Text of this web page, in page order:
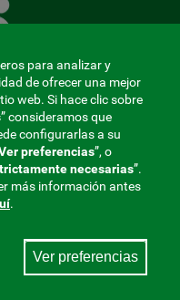
Aviso legal|Privacidad
Social, 275.
para analizar y
de ofrecer una mejor
web. Si hace clic sobre
” consideramos que
configurarlas a su
preferencias”, o
necesarias”.
más información antes
.
Ver preferencias